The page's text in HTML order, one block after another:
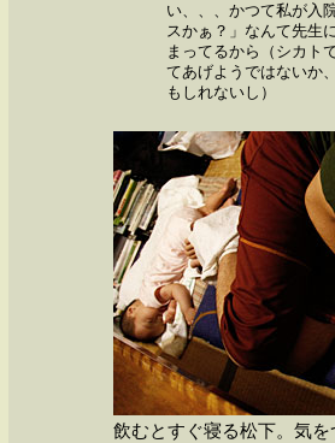
い、、、かつて私が入
スかぁ？」なんて先生
まってるから（シカト
てあげようではないか
もしれないし）
飲むとすぐ寝る松下。気